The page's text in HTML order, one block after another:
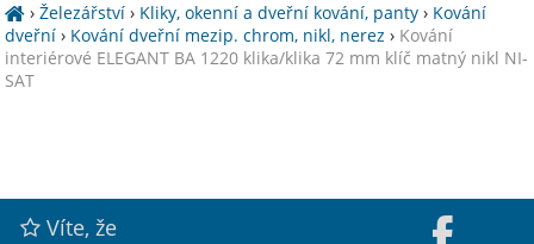
›Železářství › Kliky, okenní a dveřní kování, panty › Kování
dveřní › Kování dveřní mezip. chrom, nikl, nerez › Kování
interiérové ELEGANT BA 1220 klika/klika 72 mm klíč matný nikl NI-
SAT
Víte, že